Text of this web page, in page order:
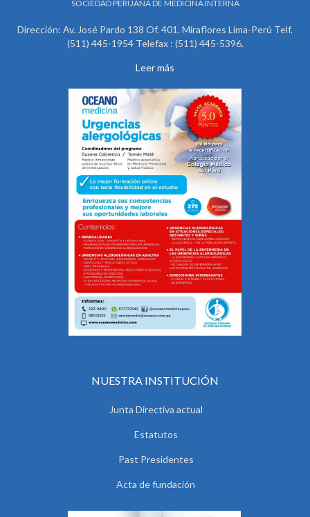
SOCIEDAD PERUANA DE MEDICINA INTERNA
Dirección: Av. José Pardo 138 Of. 401. Miraflores Lima-Perú Telf.
(511) 445-1954 Telefax : (511) 445-5396.
Leer más
NUESTRA INSTITUCIÓN
Junta Directiva actual
Estatutos
Past Presidentes
Acta de fundación